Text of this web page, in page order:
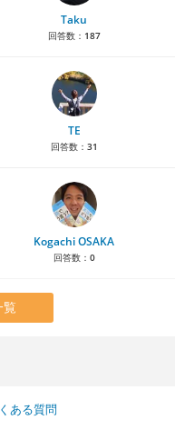
Taku
回答数： 187
TE
回答数： 31
Kogachi OSAKA
回答数： 0
覧
ある質問